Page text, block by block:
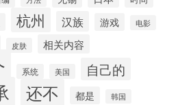
杭州 汉族 游戏 电影
皮肤 相关内容
系统 美国 自己的
还不 都是 韩国